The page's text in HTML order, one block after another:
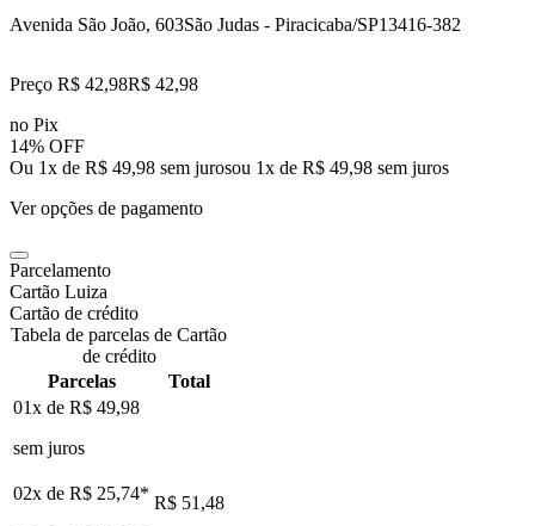
Avenida São João, 603São Judas - Piracicaba/SP13416-382
Preço R$ 42,98R$ 42,98
no Pix
14% OFF
Ou 1x de R$ 49,98 sem jurosou 1x de R$ 49,98 sem juros
Ver opções de pagamento
Parcelamento
Cartão Luiza
Cartão de crédito
Tabela de parcelas de Cartão
de crédito
Parcelas
Total
01x de R$ 49,98
sem juros
02x de R$ 25,74* R$ 51,48